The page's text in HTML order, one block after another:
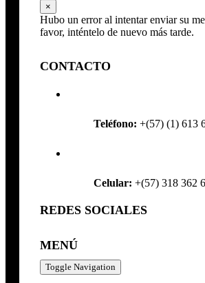
×
Hubo un error al intentar enviar su
favor, inténtelo de nuevo más tarde.
CONTACTO
Teléfono: +(57) (1) 613
Celular: +(57) 318 362
REDES SOCIALES
MENÚ
Toggle Navigation